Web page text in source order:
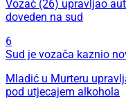
Vozač (26) upravljao
doveden na sud
6
Sud je vozača kaznio
Mladić u Murteru
pod utjecajem alkohola